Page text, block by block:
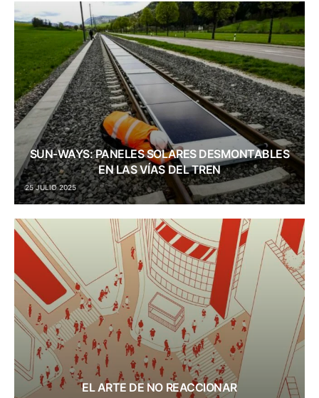
SUN-WAYS: PANELES SOLARES DESMONTABLES
EN LAS VÍAS DEL TREN
25 JULIO 2025
EL ARTE DE NO REACCIONAR